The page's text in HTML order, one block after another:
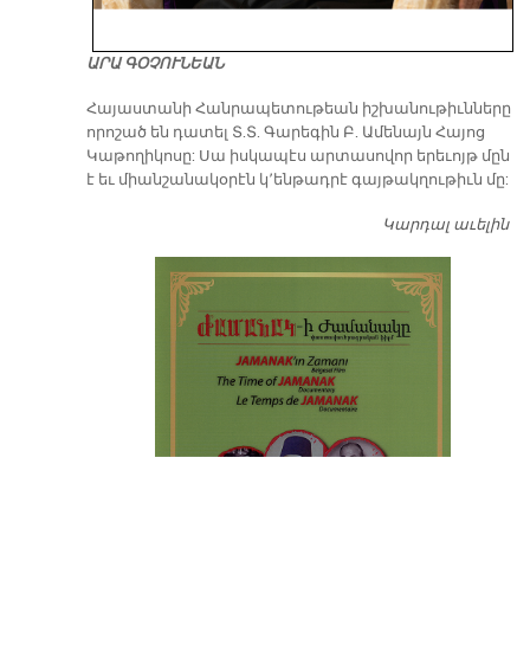
ԱՐԱ ԳՕՉՈՒՆԵԱՆ
​Հայաստանի Հանրապետութեան իշխանութիւնները
որոշած են դատել Տ.Տ. Գարեգին Բ. Ամենայն Հայոց
Կաթողիկոսը: Սա իսկապէս արտասովոր երեւոյթ մըն
է եւ միանշանակօրէն կ՚ենթադրէ գայթակղութիւն մը:
Կարդալ աւելին